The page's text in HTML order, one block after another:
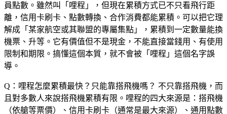
員點數。雖然叫「哩程」，但現在累積方式已不只看飛行距
離，信用卡刷卡、點數轉換、合作消費都能累積。可以把它理
解成「某家航空或其聯盟的專屬集點」，累積到一定數量能換
機票、升等。它有價值但不是現金，不能直接當錢用、有使用
限制和期限。搞懂這個本質，就不會被「哩程」這個名字誤
導。
Q：哩程怎麼累積最快？只能靠搭飛機嗎？ 不只靠搭飛機，而
且對多數人來說搭飛機累積有限。哩程的四大來源是：搭飛機
（依艙等票價）、信用卡刷卡（通常是最大來源）、通用點數